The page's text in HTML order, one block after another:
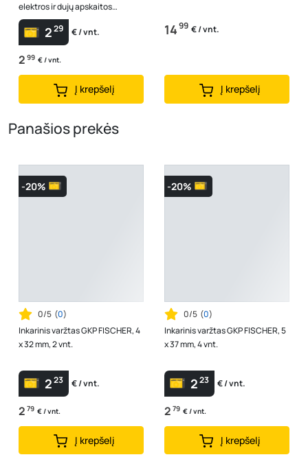
elektros ir dujų apskaitos
skydeliams
229 € / vnt.
2 99 € / vnt.
Į krepšelį
1499 € / vnt.
Į krepšelį
Panašios prekės
-20%
0/5 (0)
Inkarinis varžtas GKP FISCHER, 4
x 32 mm, 2 vnt.
223 € / vnt.
2 79 € / vnt.
Į krepšelį
-20%
0/5 (0)
Inkarinis varžtas GKP FISCHER, 5
x 37 mm, 4 vnt.
223 € / vnt.
2 79 € / vnt.
Į krepšelį